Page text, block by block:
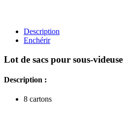
Description
Enchérir
Lot de sacs pour sous-videuse
Description :
8 cartons